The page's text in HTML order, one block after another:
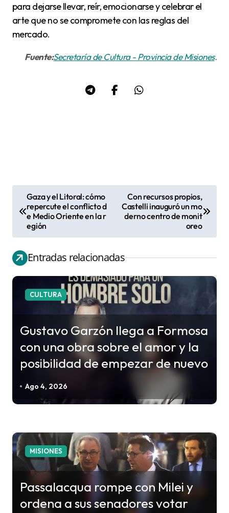
para dejarse llevar, reír, emocionarse y celebrar el
arte que no se compromete con las reglas del
mercado.
Fuente:Secretaría de Cultura - Provincia de Misiones.
v
e
g
a
n
r
a
Gaza y el Litoral: cómo
repercute el conflicto d
e Medio Oriente en la r
egión
Con recursos propios,
Castelli inauguró un mo
derno centro de monit
oreo
Entradas relacionadas
CULTURA
Gustavo Garzón llega a Formosa
con una obra sobre el amor y la
posibilidad de empezar de nuevo
Ago 4, 2026
MISIONES
Passalacqua rompe con Milei y
ordena a sus senadores votar